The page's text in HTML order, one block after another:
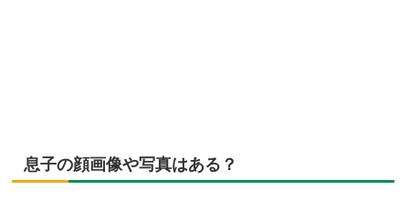
息子の顔画像や写真はある？